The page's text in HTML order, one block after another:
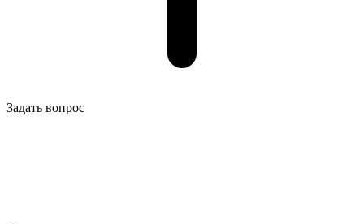
Задать вопрос